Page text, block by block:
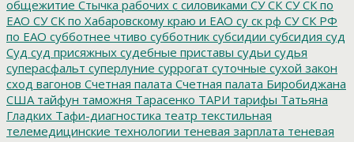
общежитие Стычка рабочих с силовиками СУ СК СУ СК по
ЕАО СУ СК по Хабаровскому краю и ЕАО су ск рф СУ СК РФ
по ЕАО субботнее чтиво субботник субсидии субсидия суд
Суд суд присяжных судебные приставы судьи судья
суперасфальт суперлуние суррогат суточные сухой закон
сход вагонов Счетная палата Счетная палата Биробиджана
США тайфун таможня Тарасенко ТАРИ тарифы Татьяна
Гладких Тафи-диагностика театр текстильная
телемедицинские технологии теневая зарплата теневая